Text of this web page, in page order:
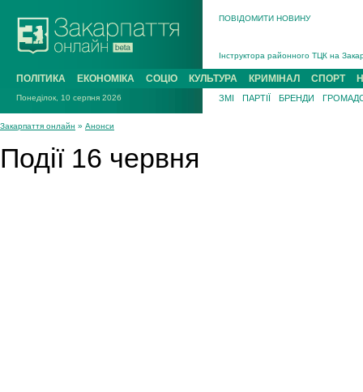
ПОВІДОМИТИ НОВИНУ
Інструктора районного ТЦК на
В Ужгороді попрощаються із
В Ужгороді 5 серпня
Підтвердили загибель захисника
ПОЛІТИКА ЕКОНОМІКА СОЦІО КУЛЬТУРА КРИМІНАЛ СПОРТ
Понеділок, 10 серпня 2026 ЗМІ ПАРТІЇ БРЕНДИ
Закарпаття онлайн » Анонси
Події 16 червня